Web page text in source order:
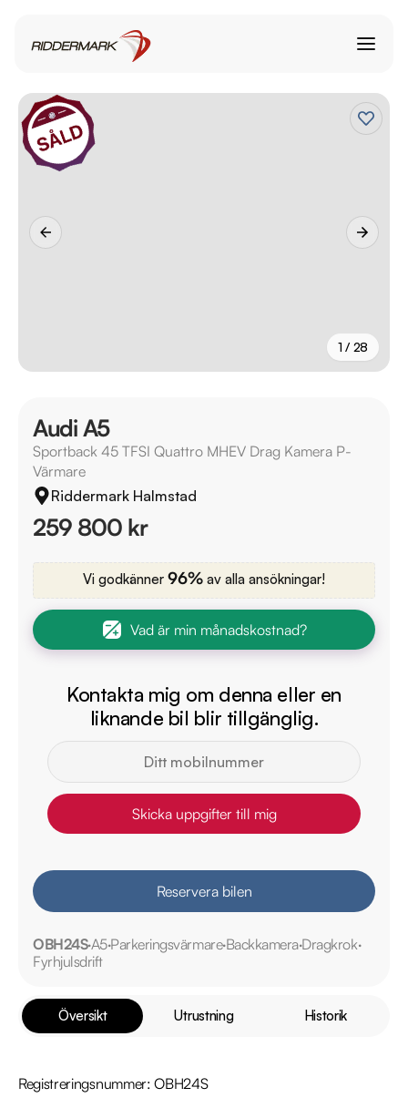
1 / 28
Audi A5
Sportback 45 TFSI Quattro MHEV Drag Kamera P-
Värmare
Riddermark Halmstad
259 800 kr
Vi godkänner 96% av alla ansökningar!
Vad är min månadskostnad?
Kontakta mig om denna eller en
liknande bil blir tillgänglig.
Skicka uppgifter till mig
Reservera bilen
OBH24SA5ParkeringsvärmareBackkameraDragkrok
Fyrhjulsdrift
Översikt Utrustning Historik
Registreringsnummer: OBH24S